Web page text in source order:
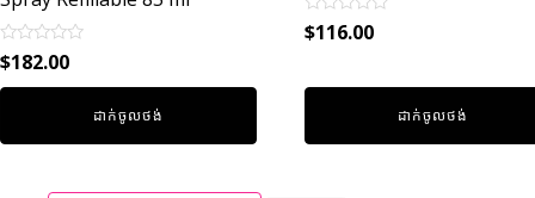
Rated
0
out
$182.00
ដាក់ចូលថង់
Rated
0
5
$116.00
ដាក់ចូលថង់